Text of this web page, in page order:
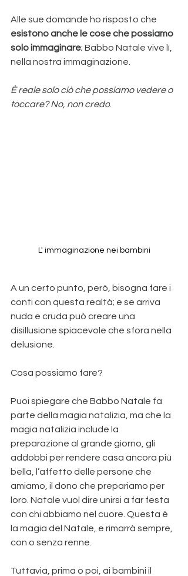
Alle sue domande ho risposto che
esistono anche le cose che possiamo
solo immaginare; Babbo Natale vive lì,
nella nostra immaginazione.
È reale solo ciò che possiamo vedere o
toccare? No, non credo
L' immaginazione nei bambini
A un certo punto, però, bisogna fare i
conti con questa realtà; e se arriva
nuda e cruda può creare una
disillusione spiacevole che sfora nella
delusione.
Cosa possiamo fare?
Puoi spiegare che Babbo Natale fa
parte della magia natalizia, ma che la
magia natalizia include la
preparazione al grande giorno, gli
addobbi per rendere casa ancora più
bella, l’affetto delle persone che
amiamo, il dono che prepariamo per
loro. Natale vuol dire unirsi a far festa
con chi abbiamo nel cuore. Questa è
la magia del Natale, e rimarrà sempre,
con o senza renne.
Tuttavia, prima o poi, ai bambini il